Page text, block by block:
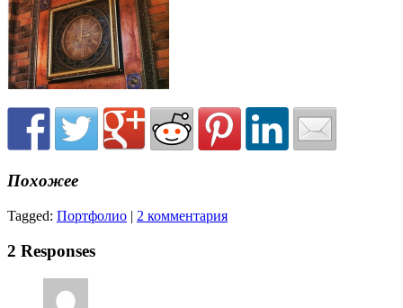
Похожее
Tagged: Портфолио | 2 комментария
2 Responses